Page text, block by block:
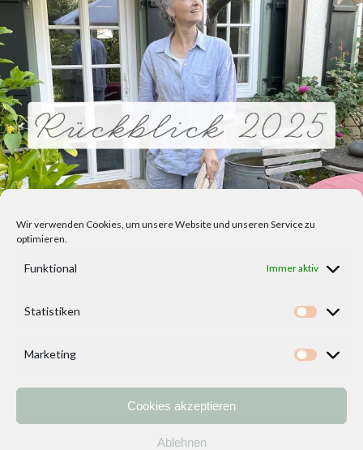
Wir verwenden Cookies, um unsere Website und unseren Service zu
optimieren.
Funktional Immer aktiv
Statistiken
Marketing
Cookies akzeptieren
Ablehnen
Kontakt